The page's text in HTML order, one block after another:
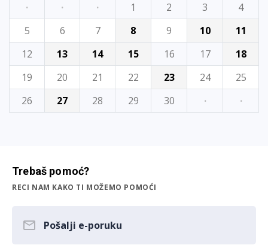
·
· · 1 2 3
4
5
6 7 8 9 10
11
12
13 14 15 16 17
18
19
20 21 22 23 24
25
26
27 28 29 30 · ·
Trebaš pomoć?
RECI NAM KAKO TI MOŽEMO POMOĆI
Pošalji e-poruku